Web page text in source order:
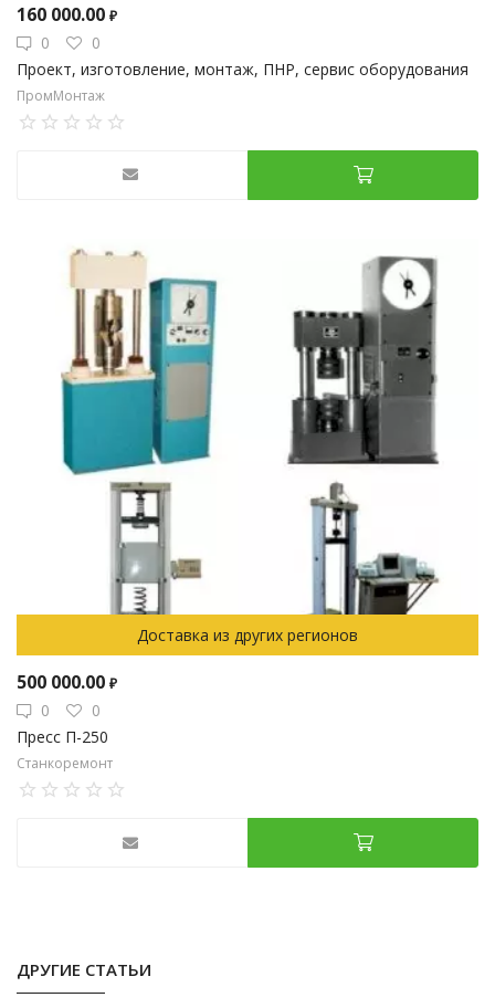
160 000.00 ₽
0
0
Проект, изготовление, монтаж, ПНР, сервис оборудования
ПромМонтаж
Доставка из других регионов
500 000.00 ₽
0
0
Пресс П-250
Станкоремонт
ДРУГИЕ СТАТЬИ